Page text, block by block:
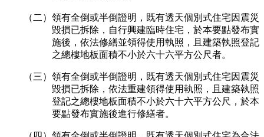
（二）領有全倒或半倒證明，既有透天個別式住宅因震災
毀損已拆除，自行興建臨時住宅，於本要點發布實
施後，依法修繕並領得使用執照，且建築執照登記
之總樓地板面積不小於六十六平方公尺者。
（三）領有全倒或半倒證明，既有透天個別式住宅因震災
毀損已拆除，依法重建領得使用執照，且建築執照
登記之總樓地板面積不小於六十六平方公尺，於本
要點發布實施後進行修繕者。